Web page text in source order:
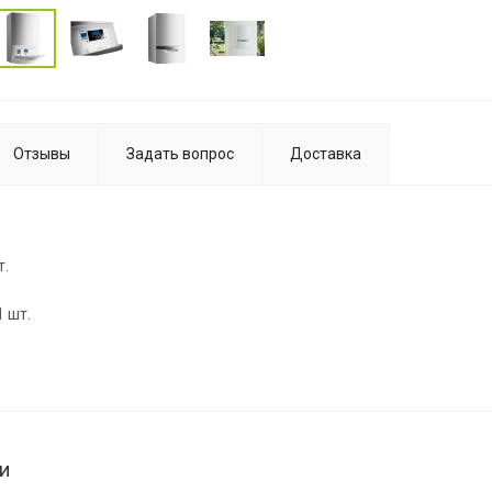
Отзывы Задать вопрос Доставка
шт.